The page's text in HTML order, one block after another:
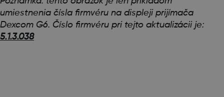
umiestnenia čísla firmvéru na displeji prijímača
Dexcom G6. Číslo firmvéru pri tejto aktualizácii je:
5.1.3.038